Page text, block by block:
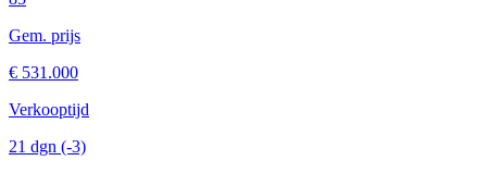
Gem. prijs
€ 531.000
Verkooptijd
21 dgn (-3)